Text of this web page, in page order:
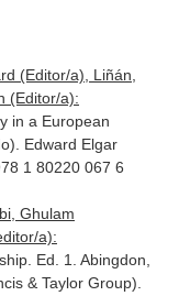
(Editor/a), Liñán,
(Editor/a):
in a European
Edward Elgar
1 80220 067 6
Ghulam
a):
Ed. 1. Abingdon,
& Taylor Group).